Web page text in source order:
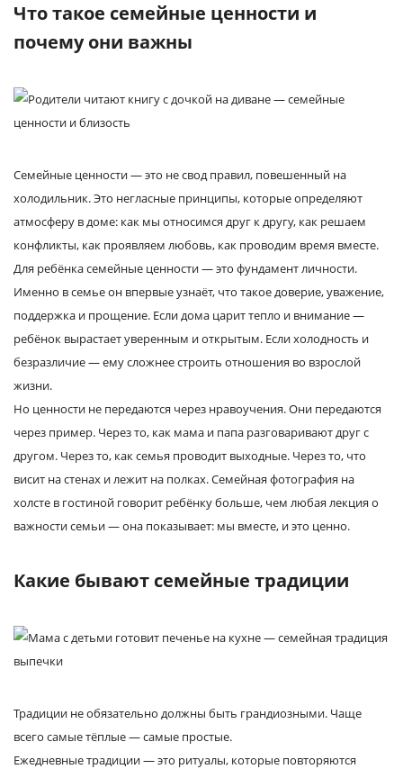
Что такое семейные ценности и
почему они важны
Семейные ценности — это не свод правил, повешенный на
холодильник. Это негласные принципы, которые определяют
атмосферу в доме: как мы относимся друг к другу, как решаем
конфликты, как проявляем любовь, как проводим время вместе.
Для ребёнка семейные ценности — это фундамент личности.
Именно в семье он впервые узнаёт, что такое доверие, уважение,
поддержка и прощение. Если дома царит тепло и внимание —
ребёнок вырастает уверенным и открытым. Если холодность и
безразличие — ему сложнее строить отношения во взрослой
жизни.
Но ценности не передаются через нравоучения. Они передаются
через пример. Через то, как мама и папа разговаривают друг с
другом. Через то, как семья проводит выходные. Через то, что
висит на стенах и лежит на полках. Семейная фотография на
холсте в гостиной говорит ребёнку больше, чем любая лекция о
важности семьи — она показывает: мы вместе, и это ценно.
Какие бывают семейные традиции
Традиции не обязательно должны быть грандиозными. Чаще
всего самые тёплые — самые простые.
Ежедневные традиции — это ритуалы, которые повторяются